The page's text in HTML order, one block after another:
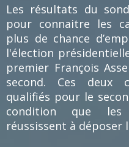
Les résultats du
pour connaitre les
plus de chance
l'élection
premier François
second. Ces deux
qualifiés pour le
condition que les
réussissent à déposer